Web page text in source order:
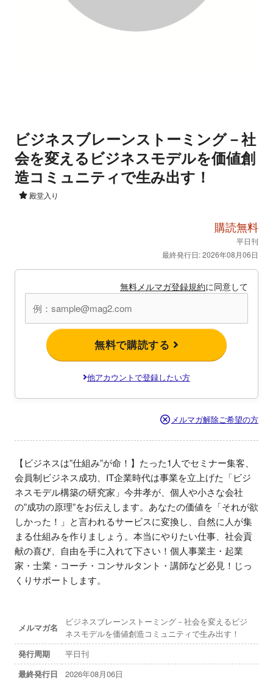
ビジネスブレーンストーミング－社
会を変えるビジネスモデルを価値創
造コミュニティで生み出す！
殿堂入り
購読無料
平日刊
最終発行日: 2026年08月06日
無料メルマガ登録規約に同意して
無料で購読する
他アカウントで登録したい方
メルマガ解除ご希望の方
【ビジネスは”仕組み”が命！】たった1人でセミナー集客、
会員制ビジネス成功、IT企業時代は事業を立上げた「ビジ
ネスモデル構築の研究家」今井孝が、個人や小さな会社
の”成功の原理”をお伝えします。あなたの価値を「それが欲
しかった！」と言われるサービスに変換し、自然に人が集
まる仕組みを作りましょう。本当にやりたい仕事、社会貢
献の喜び、自由を手に入れて下さい！個人事業主・起業
家・士業・コーチ・コンサルタント・講師など必見！じっ
くりサポートします。
メルマガ名
ビジネスブレーンストーミング－社会を変えるビジ
ネスモデルを価値創造コミュニティで生み出す！
発行周期
平日刊
最終発行日
2026年08月06日